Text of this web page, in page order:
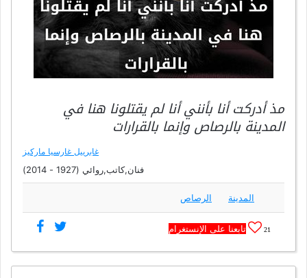
مذ أدركت أنا بأنني أنا لم يقتلونا هنا في
المدينة بالرصاص وإنما بالقرارات
غابرييل غارسيا ماركيز
فنان,كاتب,روائي (1927 - 2014)
المدينة الرصاص
21 تابعنا على الإنستغرام